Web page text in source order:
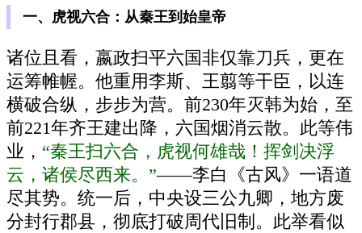
一、虎视六合：从秦王到始皇帝
诸位且看，嬴政扫平六国非仅靠刀兵，更在
运筹帷幄。他重用李斯、王翦等干臣，以连
横破合纵，步步为营。前230年灭韩为始，至
前221年齐王建出降，六国烟消云散。此等伟
业， “秦王扫六合，虎视何雄哉！挥剑决浮
云，诸侯尽西来。”——李白《古风》一语道
尽其势。统一后，中央设三公九卿，地方废
分封行郡县，彻底打破周代旧制。此举看似